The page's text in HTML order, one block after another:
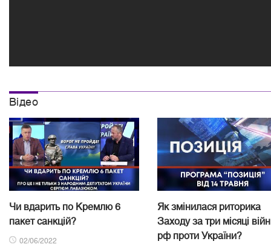
Вiдео
Чи вдарить по Кремлю 6
пакет санкцій?
02/06/2022
Як змінилася риторика
Заходу за три місяці
рф проти України?